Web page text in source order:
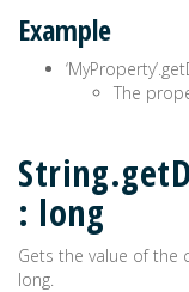
Example
The
: long
Gets the value of the
long.